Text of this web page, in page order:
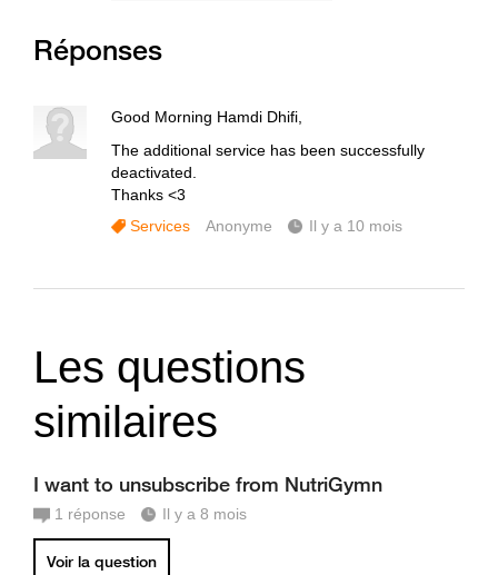
Réponses
Good Morning Hamdi Dhifi,
The additional service has been successfully
deactivated.
Thanks <3
Services
Anonyme Il y a 10 mois
Les questions
similaires
I want to unsubscribe from NutriGymn
1 réponse Il y a 8 mois
Voir la question